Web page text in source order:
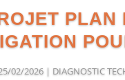
PLAN
02/2026 | DIAGNOSTIC